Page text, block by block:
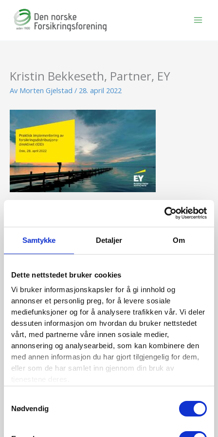
Samtykke Detaljer Om
Dette nettstedet bruker cookies
Vi bruker informasjonskapsler for å gi innhold og
annonser et personlig preg, for å levere sosiale
mediefunksjoner og for å analysere trafikken vår. Vi deler
dessuten informasjon om hvordan du bruker nettstedet
vårt, med partnerne våre innen sosiale medier,
annonsering og analysearbeid, som kan kombinere den
med annen informasjon du har gjort tilgjengelig for dem,
eller som de har samlet inn gjennom din bruk av
tjenestene deres.
Nødvendig
Kristin Bekkeseth, Partner, EY
Av Morten Gjelstad / 28. april 2022
BLI MEDLEM
Se medlemsfordeler og bli medlem her
Siste nytt
Nordisk Forsikringstidsskrift nr. 1/2026
Nominer din kandidat til Forsikringsprisen 2025